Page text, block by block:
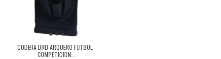
CODERA DRB ARQUERO FUTBOL -
COMPETICION...